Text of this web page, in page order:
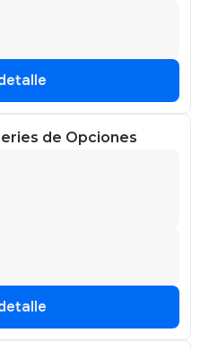
de Opciones